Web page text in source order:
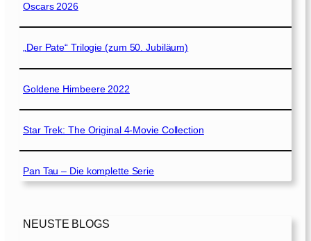
Oscars 2026
„Der Pate“ Trilogie (zum 50. Jubiläum)
Goldene Himbeere 2022
Star Trek: The Original 4-Movie Collection
Pan Tau – Die komplette Serie
NEUSTE BLOGS